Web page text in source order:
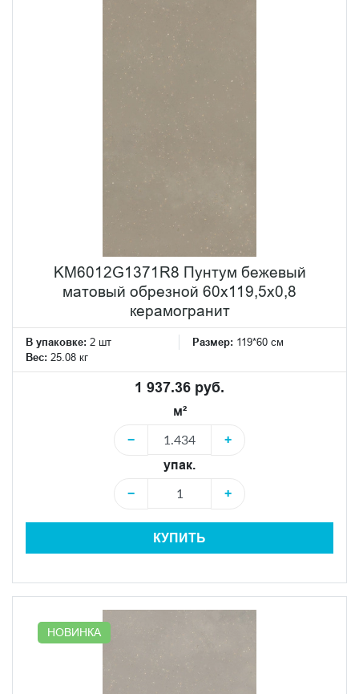
KM6012G1371R8 Пунтум бежевый
матовый обрезной 60x119,5x0,8
керамогранит
В упаковке: 2 шт Размер: 119*60 см
Вес: 25.08 кг
1 937.36 руб.
м²
−
+
упак.
−
+
КУПИТЬ
НОВИНКА